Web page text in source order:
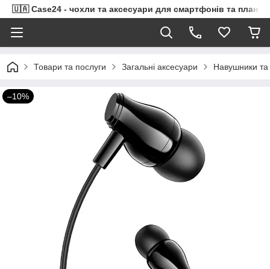
🇺🇦 Case24 - чохли та аксесуари для смартфонів та
Товари та послуги Загальні аксесуари Навушники та
–10%